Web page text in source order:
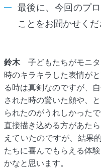
最後に、今回のプ
ことをお聞かせくだ
鈴木子どもたちがモニタ
時のキラキラした表情が
る時は真剣なのですが、
された時の驚いた顔や、
られたのがうれしかった
直接描き込める方があた
えていたのですが、結果
たちに喜んでもらえる体
かなと思います。